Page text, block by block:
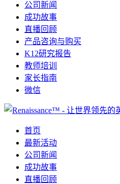
公司新闻
成功故事
直播回顾
产品咨询与购买
K12研究报告
教师培训
家长指南
微信
首页
最新活动
公司新闻
成功故事
直播回顾